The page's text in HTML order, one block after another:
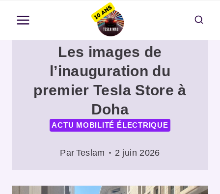
contenu
Les images de
l’inauguration du
premier Tesla Store à
Doha
ACTU MOBILITÉ ÉLECTRIQUE
Par Teslam 2 juin 2026